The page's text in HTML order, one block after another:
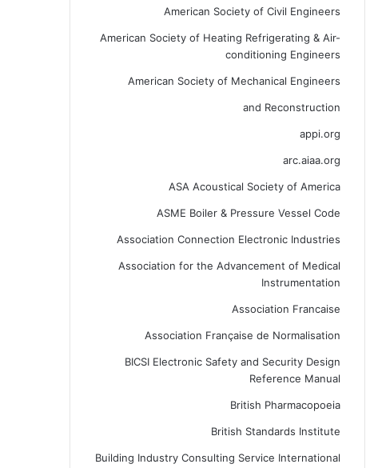
American Society of Civil Engineers
American Society of Heating Refrigerating & Air-
conditioning Engineers
American Society of Mechanical Engineers
and Reconstruction
appi.org
arc.aiaa.org
ASA Acoustical Society of America
ASME Boiler & Pressure Vessel Code
Association Connection Electronic Industries
Association for the Advancement of Medical
Instrumentation
Association Francaise
Association Française de Normalisation
BICSI Electronic Safety and Security Design
Reference Manual
British Pharmacopoeia
British Standards Institute
Building Industry Consulting Service International